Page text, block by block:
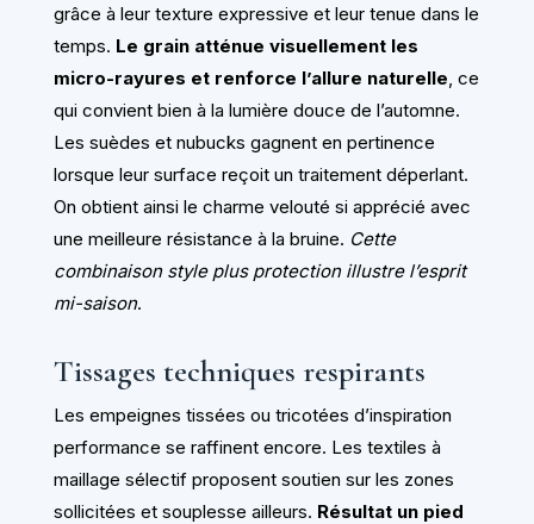
grâce à leur texture expressive et leur tenue dans le
temps. Le grain atténue visuellement les
micro-rayures et renforce l’allure naturelle , ce
qui convient bien à la lumière douce de l’automne.
Les suèdes et nubucks gagnent en pertinence
lorsque leur surface reçoit un traitement déperlant.
On obtient ainsi le charme velouté si apprécié avec
une meilleure résistance à la bruine. Cette
combinaison style plus protection illustre l’esprit
mi-saison.
Tissages techniques respirants
Les empeignes tissées ou tricotées d’inspiration
performance se raffinent encore. Les textiles à
maillage sélectif proposent soutien sur les zones
sollicitées et souplesse ailleurs. Résultat un pied